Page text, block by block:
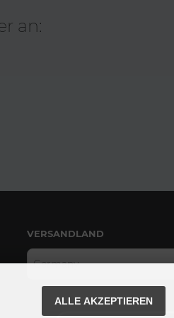
an:
VERSANDLAND
Germany
ALLE AKZEPTIEREN